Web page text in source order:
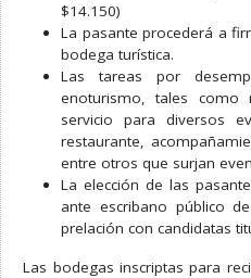
$14.150)
La pasante procederá a
bodega turística.
Las tareas por
enoturismo, tales como
servicio para diversos
restaurante,
entre otros que surjan
La elección de las
ante escribano público
prelación con candidatas
Las bodegas inscriptas para